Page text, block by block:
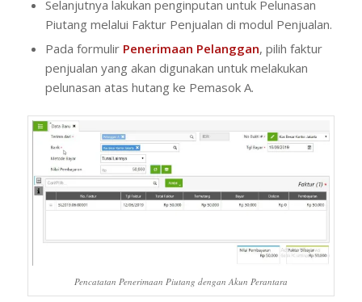
Selanjutnya lakukan penginputan untuk Pelunasan
Piutang melalui Faktur Penjualan di modul Penjualan.
Pada formulir Penerimaan Pelanggan, pilih faktur
penjualan yang akan digunakan untuk melakukan
pelunasan atas hutang ke Pemasok A.
Pencatatan Penerimaan Piutang dengan Akun Perantara